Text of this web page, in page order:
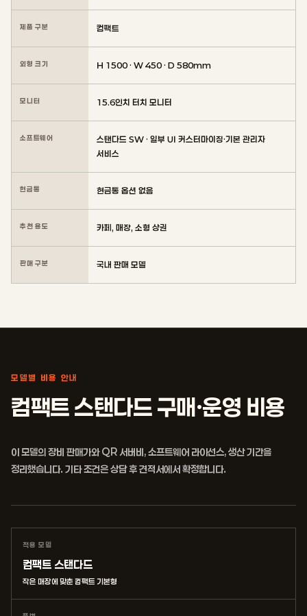
제품 구분 컴팩트
외형 크기 H 1500 · W 450 · D 580mm
모니터 15.6인치 터치 모니터
소프트웨어
스탠다드 SW · 일부 UI 커스터마이징·기본 관리자
서비스
현금통 현금통 옵션 없음
추천 용도 카페, 매장, 소형 상권
판매 구분 국내 판매 모델
모델별 비용 안내
컴팩트 스탠다드 구매·운영 비용
이 모델의 장비 판매가와 QR 서버비, 소프트웨어 라이선스, 생산 기간을
정리했습니다. 기타 조건은 상담 후 견적서에서 확정합니다.
적용 모델
컴팩트 스탠다드
작은 매장에 맞춘 컴팩트 기본형